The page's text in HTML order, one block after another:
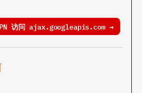
访问 ajax.googleapis.com →